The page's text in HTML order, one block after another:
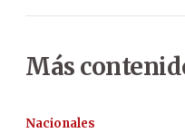
Más
Nacionales